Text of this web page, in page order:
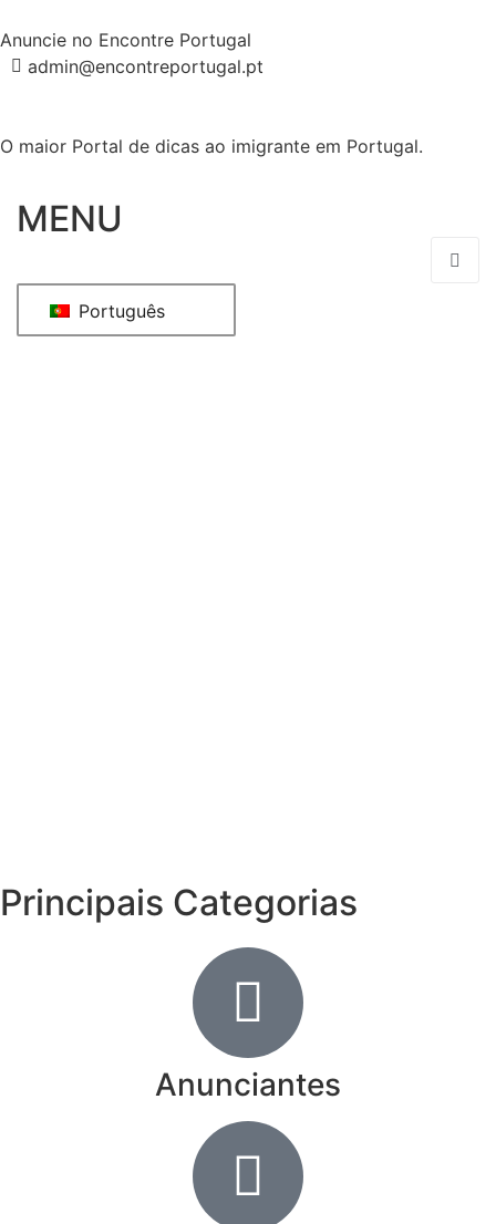
Anuncie no Encontre Portugal
admin@encontreportugal.pt
O maior Portal de dicas ao imigrante em Portugal.
MENU
Português
Principais Categorias
Anunciantes